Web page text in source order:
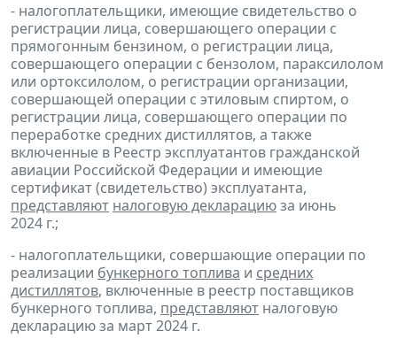
- налогоплательщики, имеющие свидетельство о
регистрации лица, совершающего операции с
прямогонным бензином, о регистрации лица,
совершающего операции с бензолом, параксилолом
или ортоксилолом, о регистрации организации,
совершающей операции с этиловым спиртом, о
регистрации лица, совершающего операции по
переработке средних дистиллятов, а также
включенные в Реестр эксплуатантов гражданской
авиации Российской Федерации и имеющие
сертификат (свидетельство) эксплуатанта,
представляют налоговую декларациюза июнь
2024 г.;
- налогоплательщики, совершающие операции по
реализации бункерного топлива и средних
дистиллятов, включенные в реестр поставщиков
бункерного топлива, представляют налоговую
декларацию за март 2024 г.